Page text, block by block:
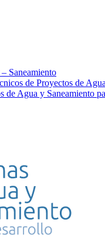
Saneamiento
de Proyectos de
de Agua y Saneamiento